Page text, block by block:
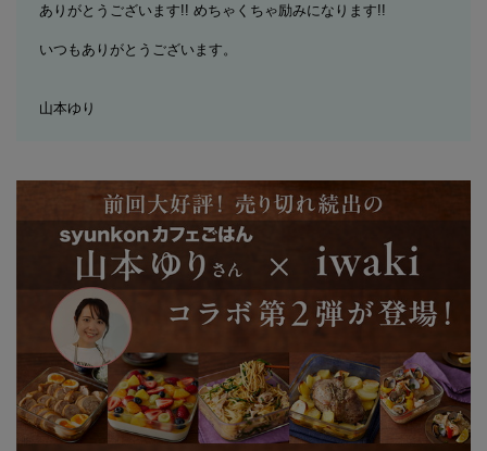
ありがとうございます!! めちゃくちゃ励みになります!!
いつもありがとうございます。
山本ゆり